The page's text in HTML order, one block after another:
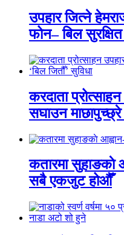
उपहार जित्ने
फोन– बिल सुरक्षित
करदाता
सघाउन
कतारमा सुहाङकाे
सबै एकजुट होऔँ